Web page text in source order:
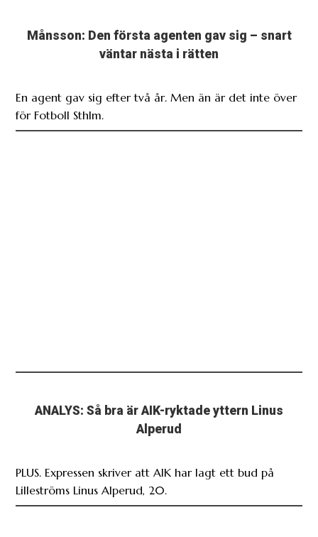
Månsson: Den första agenten gav sig – snart
väntar nästa i rätten
En agent gav sig efter två år. Men än är det inte över
för Fotboll Sthlm.
ANALYS: Så bra är AIK-ryktade yttern Linus
Alperud
PLUS. Expressen skriver att AIK har lagt ett bud på
Lilleströms Linus Alperud, 20.